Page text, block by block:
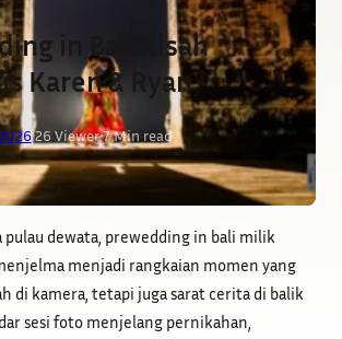
in Bali Kisah
Karen & Ryan
•26 Viewer•7 Min read
pulau dewata, prewedding in bali milik
menjadi rangkaian momen yang
di kamera, tetapi juga sarat cerita di balik
sesi foto menjelang pernikahan,